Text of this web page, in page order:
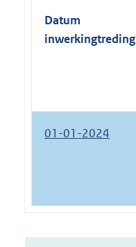
Datum
inwerkingtreding
01-01-2024